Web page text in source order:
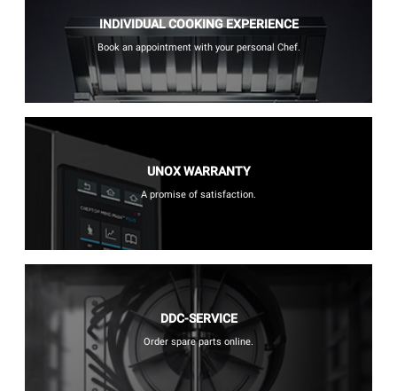
INDIVIDUAL COOKING EXPERIENCE
Book an appointment with your personal Chef.
UNOX WARRANTY
A promise of satisfaction.
DDC-SERVICE
Order spare parts online.